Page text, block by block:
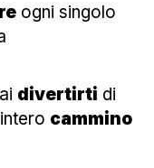
ogni singolo
divertirti di
cammino